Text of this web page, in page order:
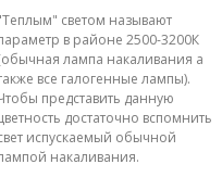
светом называют
в районе 2500-3200К
лампа накаливания а
все галогенные лампы).
представить данную
достаточно вспомнить
испускаемый обычной
накаливания.